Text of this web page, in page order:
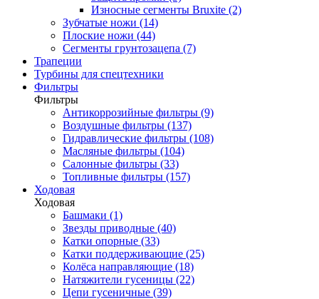
Износные сегменты Bruxite (2)
Зубчатые ножи (14)
Плоские ножи (44)
Сегменты грунтозацепа (7)
Трапеции
Турбины для спецтехники
Фильтры
Фильтры
Антикоррозийные фильтры (9)
Воздушные фильтры (137)
Гидравлические фильтры (108)
Масляные фильтры (104)
Салонные фильтры (33)
Топливные фильтры (157)
Ходовая
Ходовая
Башмаки (1)
Звезды приводные (40)
Катки опорные (33)
Катки поддерживающие (25)
Колёса направляющие (18)
Натяжители гусеницы (22)
Цепи гусеничные (39)